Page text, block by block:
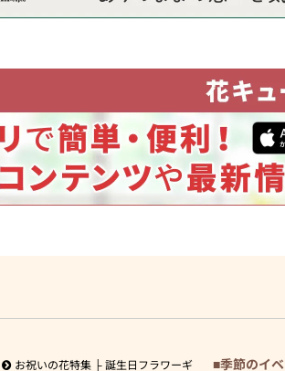
お祝いの花特集
誕生日フラワーギ
季節のイ